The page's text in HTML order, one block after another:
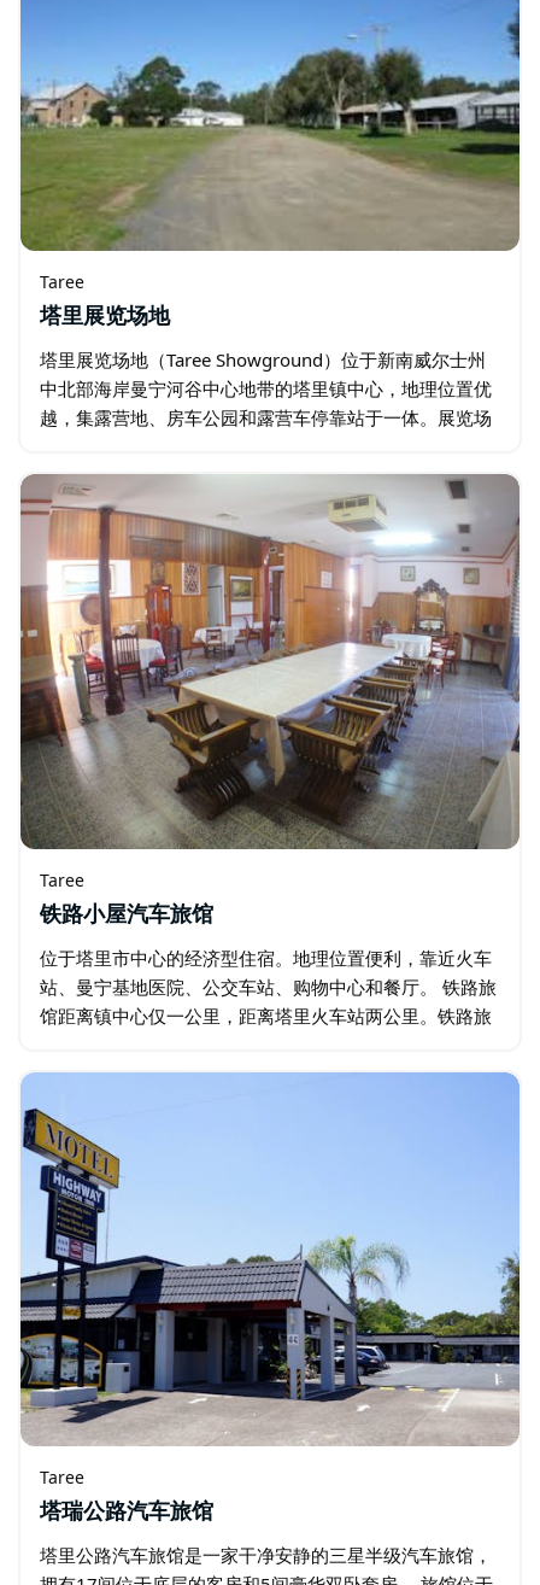
Taree
塔里展览场地
塔里展览场地（Taree Showground）位于新南威尔士州
中北部海岸曼宁河谷中心地带的塔里镇中心，地理位置优
越，集露营地、房车公园和露营车停靠站于一体。展览场
捷…
Taree
铁路小屋汽车旅馆
位于塔里市中心的经济型住宿。地理位置便利，靠近火车
站、曼宁基地医院、公交车站、购物中心和餐厅。 铁路旅
馆距离镇中心仅一公里，距离塔里火车站两公里。铁路旅
洁，设有小型火车纪念品画廊…
Taree
塔瑞公路汽车旅馆
塔里公路汽车旅馆是一家干净安静的三星半级汽车旅馆，